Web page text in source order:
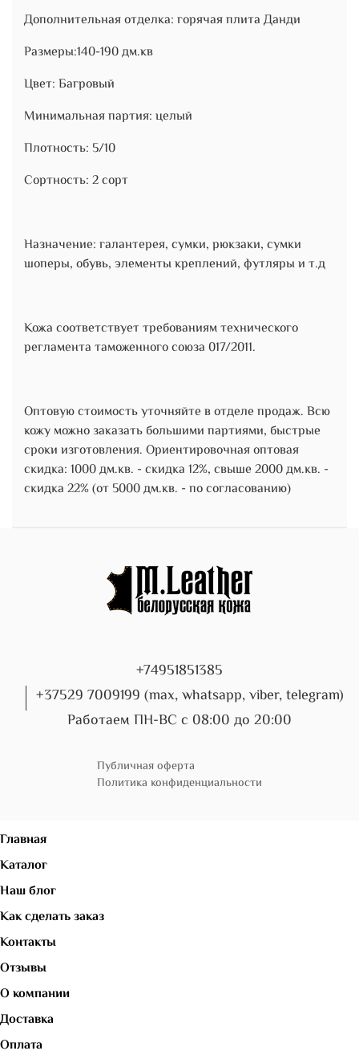
Дополнительная отделка: горячая плита Данди
Размеры:140-190 дм.кв
Цвет: Багровый
Минимальная партия: целый
Плотность: 5/10
Сортность: 2 сорт
Назначение: галантерея, сумки, рюкзаки, сумки
шоперы, обувь, элементы креплений, футляры и т.д
Кожа соответствует требованиям технического
регламента таможенного союза 017/2011.
Оптовую стоимость уточняйте в отделе продаж. Всю
кожу можно заказать большими партиями, быстрые
сроки изготовления. Ориентировочная оптовая
скидка: 1000 дм.кв. - скидка 12%, свыше 2000 дм.кв. -
скидка 22% (от 5000 дм.кв. - по согласованию)
+74951851385
+37529 7009199 (max, whatsapp, viber, telegram)
Работаем ПН-ВС с 08:00 до 20:00
Публичная оферта
Политика конфиденциальности
Главная
Каталог
Наш блог
Как сделать заказ
Контакты
Отзывы
О компании
Доставка
Оплата